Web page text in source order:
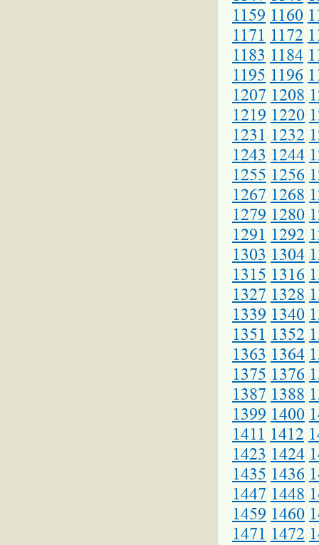
1159 1160
1171 1172
1183 1184
1195 1196
1207 1208
1219 1220
1231 1232
1243 1244
1255 1256
1267 1268
1279 1280
1291 1292
1303 1304
1315 1316
1327 1328
1339 1340
1351 1352
1363 1364
1375 1376
1387 1388
1399 1400
1411 1412
1423 1424
1435 1436
1447 1448
1459 1460
1471 1472